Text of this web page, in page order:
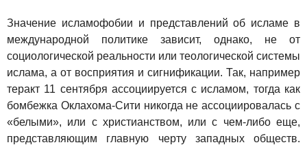
Значение исламофобии и представлений об исламе в
международной политике зависит, однако, не от
социологической реальности или теологической системы
ислама, а от восприятия и сигнификации. Так, например
теракт 11 сентября ассоциируется с исламом, тогда как
бомбежка Оклахома-Сити никогда не ассоциировалась с
«белыми», или с христианством, или с чем-либо еще,
представляющим главную черту западных обществ.